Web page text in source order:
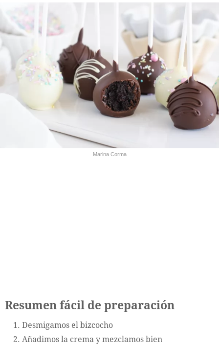
Marina Corma
Resumen fácil de preparación
Desmigamos el bizcocho
Añadimos la crema y mezclamos bien